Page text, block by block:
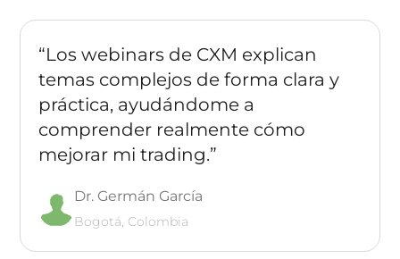
“Los webinars de CXM explican
temas complejos de forma clara y
práctica, ayudándome a
comprender realmente cómo
mejorar mi trading.”
Dr. Germán García
Bogotá, Colombia